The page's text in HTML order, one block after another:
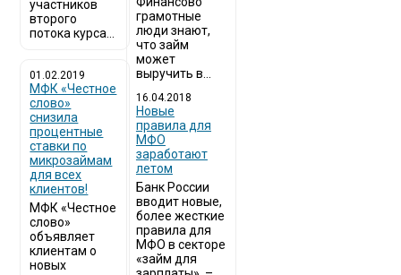
участников
второго
потока курса...
01.02.2019
МФК «Честное
слово»
снизила
процентные
ставки по
микрозаймам
для всех
клиентов!
МФК «Честное
слово»
объявляет
клиентам о
новых
грамотные
люди знают,
что займ
может
выручить в...
16.04.2018
Новые
правила для
МФО
заработают
летом
Банк России
вводит новые,
более жесткие
правила для
МФО в секторе
«займ для